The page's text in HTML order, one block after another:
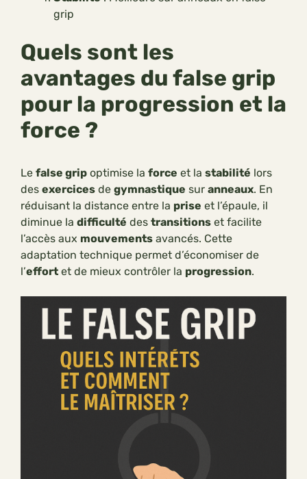
grip
Quels sont les
avantages du false grip
pour la progression et la
force ?
Le false grip optimise la force et la stabilité lors
des exercices de gymnastique sur anneaux. En
réduisant la distance entre la prise et l’épaule, il
diminue la difficulté des transitions et facilite
l’accès aux mouvements avancés. Cette
adaptation technique permet d’économiser de
l’effort et de mieux contrôler la progression.